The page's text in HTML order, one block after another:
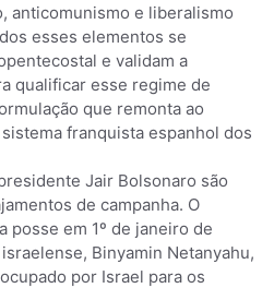
anticomunismo e liberalismo
esses elementos se
e validam a
qualificar esse regime de
que remonta ao
franquista espanhol dos
Jair Bolsonaro são
de campanha. O
posse em 1º de janeiro de
Binyamin Netanyahu,
por Israel para os